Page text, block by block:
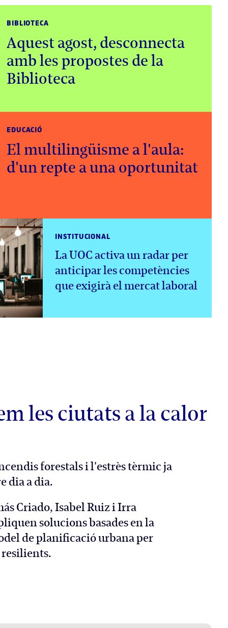
INSTITUCIONAL
La UOC activa un radar per
anticipar les competències
que exigirà el mercat laboral
BIBLIOTECA
Aquest agost, desconnecta
amb les propostes de la
Biblioteca
EDUCACIÓ
El multilingüisme a l'aula:
d'un repte a una oportunitat
les ciutats a la calor
forestals i l'estrès tèrmic ja
dia a dia.
Criado, Isabel Ruiz i Irra
solucions basades en la
de planificació urbana per